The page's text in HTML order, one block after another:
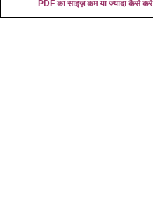
PDF का साइज़ कम या ज्यादा कैसे करे